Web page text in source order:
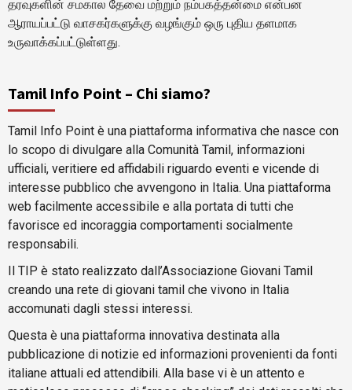
தரவுகளின் சமகால தேவை மற்றும் நம்பகத்தன்மை என்பன
ஆராயப்பட்டு வாசகர்களுக்கு வழங்கும் ஒரு புதிய தளமாக
உருவாக்கப்பட்டுள்ளது.
Tamil Info Point – Chi siamo?
Tamil Info Point è una piattaforma informativa che nasce con
lo scopo di divulgare alla Comunità Tamil, informazioni
ufficiali, veritiere ed affidabili riguardo eventi e vicende di
interesse pubblico che avvengono in Italia. Una piattaforma
web facilmente accessibile e alla portata di tutti che
favorisce ed incoraggia comportamenti socialmente
responsabili.
Il TIP è stato realizzato dall’Associazione Giovani Tamil
creando una rete di giovani tamil che vivono in Italia
accomunati dagli stessi interessi.
Questa è una piattaforma innovativa destinata alla
pubblicazione di notizie ed informazioni provenienti da fonti
italiane attuali ed attendibili. Alla base vi è un attento e